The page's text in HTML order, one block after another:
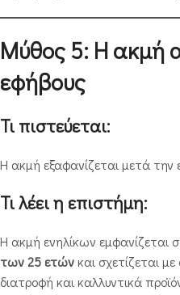
Μύθος 5: Η ακμή
εφήβους
Τι πιστεύεται:
Η ακμή εξαφανίζεται μετά την
Τι λέει η επιστήμη:
Η ακμή ενηλίκων εμφανίζεται
των 25 ετώνκαι σχετίζεται
διατροφή και καλλυντικά